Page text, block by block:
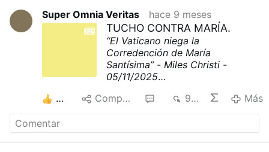
Super Omnia Veritas hace 9 meses
TUCHO CONTRA MARÍA.
“El Vaticano niega la
Corredención de María
Santísima” - Miles Christi-
05/11/2025
[1], Prefecto del Dicasterio para
la Doctrina de la Fe, el mismo
bendición de las “parejas
Compartir 993 Más